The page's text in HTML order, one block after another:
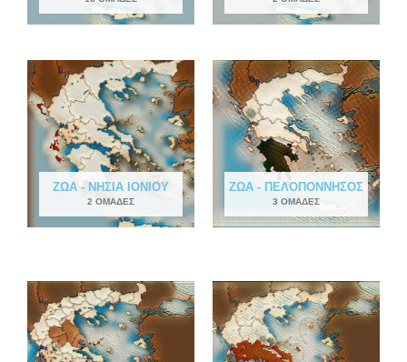
ΖΏΑ - ΝΗΣΙΆ ΙΟΝΊΟΥ
2 ΟΜΆΔΕΣ
ΖΏΑ - ΠΕΛΟΠΌΝΝΗΣΟΣ
3 ΟΜΆΔΕΣ